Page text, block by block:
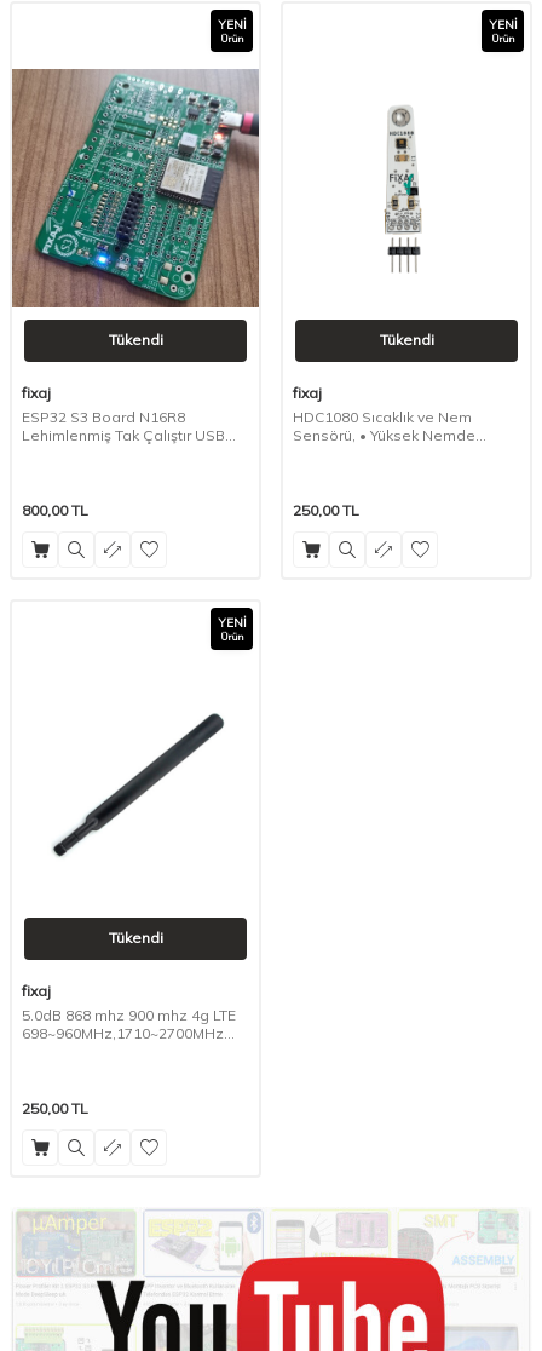
YENI
Ürün
Tükendi
fixaj
ESP32 S3 Board N16R8
Lehimlenmiş Tak Çalıştır USB
800,00TL
YENI
Ürün
Tükendi
fixaj
HDC1080 Sıcaklık ve Nem
Sensörü, • Yüksek Nemde
250,00TL
YENI
Ürün
Tükendi
fixaj
5.0dB 868 mhz 900 mhz 4g LTE
698~960MHz,1710~2700MHz
250,00TL